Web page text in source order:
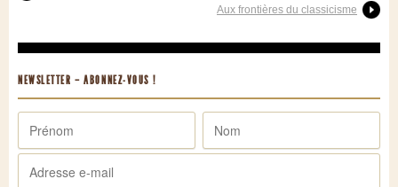
Aux frontières du classicisme
NEWSLETTER – ABONNEZ-VOUS !